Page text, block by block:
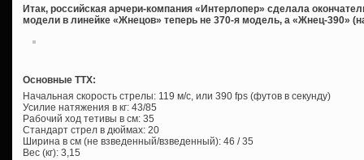
Итак, российская арчери-компания «Интерлопер» сделала
модели в линейке «Жнецов» теперь не 370-я модель, а «Жнец-390»
Основные ТТХ:
Начальная скорость стрелы: 119 м/с, или 390 fps (футов в секунду)
Усилие натяжения в кг: 43/85
Рабочий ход тетивы в см: 35
Стандарт стрел в дюймах: 20
Ширина в см (не взведенный/взведенный): 46 / 35
Вес (кг): 3,15